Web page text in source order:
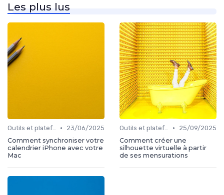
Les plus lus
Outils et plateformes •
23/06/2025
Comment synchroniser votre
calendrier iPhone avec votre
Mac
Outils et plateformes •
25/09/2025
Comment créer une
silhouette virtuelle à partir
de ses mensurations